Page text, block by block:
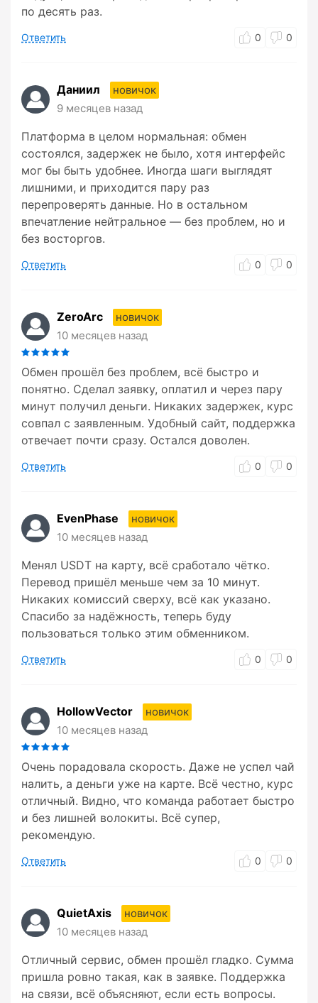
по десять раз.
Ответить 0 0
Даниил
новичок
9 месяцев назад
Платформа в целом нормальная: обмен
состоялся, задержек не было, хотя интерфейс
мог бы быть удобнее. Иногда шаги выглядят
лишними, и приходится пару раз
перепроверять данные. Но в остальном
впечатление нейтральное — без проблем, но и
без восторгов.
Ответить 0 0
ZeroArc
новичок
10 месяцев назад
Обмен прошёл без проблем, всё быстро и
понятно. Сделал заявку, оплатил и через пару
минут получил деньги. Никаких задержек, курс
совпал с заявленным. Удобный сайт, поддержка
отвечает почти сразу. Остался доволен.
Ответить 0 0
EvenPhase
новичок
10 месяцев назад
Менял USDT на карту, всё сработало чётко.
Перевод пришёл меньше чем за 10 минут.
Никаких комиссий сверху, всё как указано.
Спасибо за надёжность, теперь буду
пользоваться только этим обменником.
Ответить 0 0
HollowVector
новичок
10 месяцев назад
Очень порадовала скорость. Даже не успел чай
налить, а деньги уже на карте. Всё честно, курс
отличный. Видно, что команда работает быстро
и без лишней волокиты. Всё супер,
рекомендую.
Ответить 0 0
QuietAxis
новичок
10 месяцев назад
Отличный сервис, обмен прошёл гладко. Сумма
пришла ровно такая, как в заявке. Поддержка
на связи, всё объясняют, если есть вопросы.